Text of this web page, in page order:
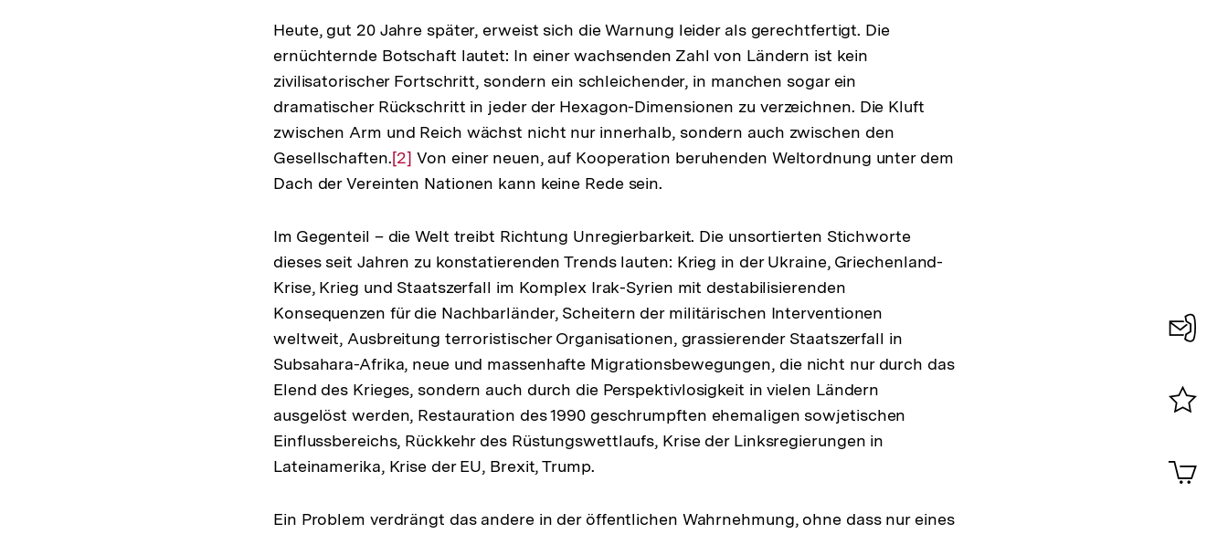
Heute, gut 20 Jahre später, erweist sich die Warnung leider als gerechtfertigt. Die
ernüchternde Botschaft lautet: In einer wachsenden Zahl von Ländern ist kein
zivilisatorischer Fortschritt, sondern ein schleichender, in manchen sogar ein
dramatischer Rückschritt in jeder der Hexagon-Dimensionen zu verzeichnen. Die Kluft
zwischen Arm und Reich wächst nicht nur innerhalb, sondern auch zwischen den
Gesellschaften.Zur
Auflösung
Fußnote
[2] Von einer neuen, auf Kooperation beruhenden Weltordnung unter dem
Dach der Vereinten Nationen kann keine Rede sein.
Im Gegenteil – die Welt treibt Richtung Unregierbarkeit. Die unsortierten Stichworte
dieses seit Jahren zu konstatierenden Trends lauten: Krieg in der Ukraine, Griechenland-
Krise, Krieg und Staatszerfall im Komplex Irak-Syrien mit destabilisierenden
Konsequenzen für die Nachbarländer, Scheitern der militärischen Interventionen
weltweit, Ausbreitung terroristischer Organisationen, grassierender Staatszerfall in
Subsahara-Afrika, neue und massenhafte Migrationsbewegungen, die nicht nur durch das
Elend des Krieges, sondern auch durch die Perspektivlosigkeit in vielen Ländern
ausgelöst werden, Restauration des 1990 geschrumpften ehemaligen sowjetischen
Einflussbereichs, Rückkehr des Rüstungswettlaufs, Krise der Linksregierungen in
Lateinamerika, Krise der EU, Brexit, Trump.
Ein Problem verdrängt das andere in der öffentlichen Wahrnehmung, ohne dass nur eines